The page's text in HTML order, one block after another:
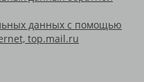
данных с помощью
top.mail.ru